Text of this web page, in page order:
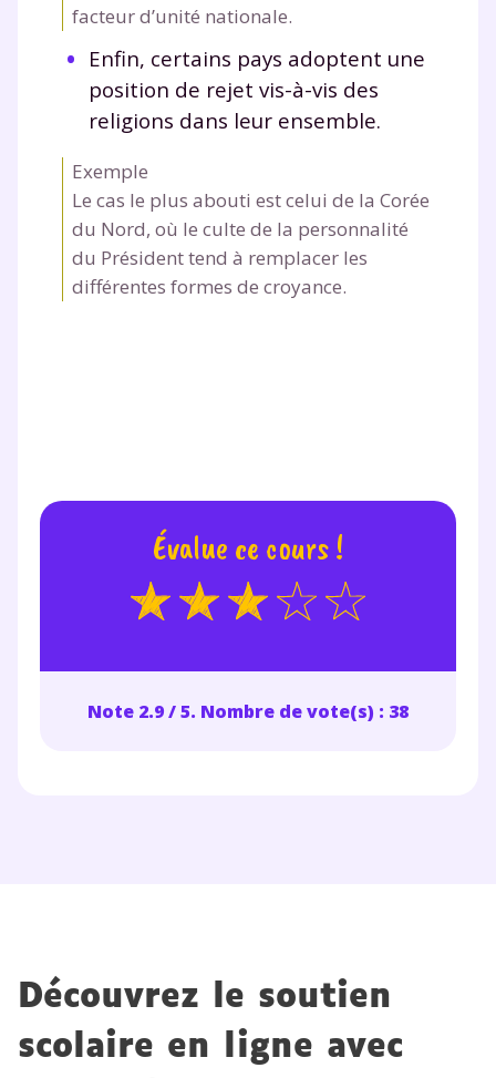
facteur d’unité nationale.
Enfin, certains pays adoptent une
position de rejet vis-à-vis des
religions dans leur ensemble.
Exemple
Le cas le plus abouti est celui de la Corée
du Nord, où le culte de la personnalité
du Président tend à remplacer les
différentes formes de croyance.
Évalue ce cours !
Note 2.9 / 5. Nombre de vote(s) : 38
Découvrez le soutien
scolaire en ligne avec